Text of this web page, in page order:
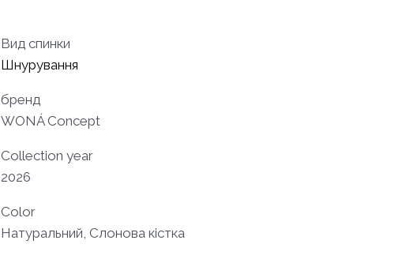
Вид спинки
Шнурування
бренд
WONÁ Concept
Collection year
2026
Color
Натуральний, Слонова кістка